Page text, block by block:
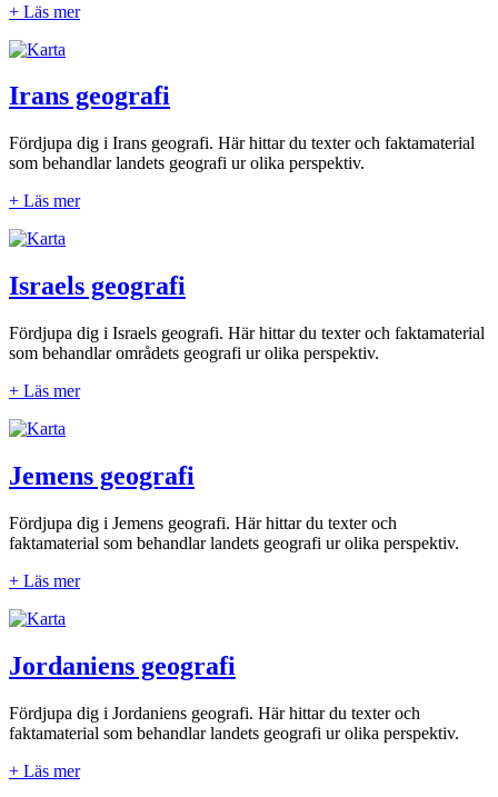
+ Läs mer
Irans geografi
Fördjupa dig i Irans geografi. Här hittar du texter och faktamaterial
som behandlar landets geografi ur olika perspektiv.
+ Läs mer
Israels geografi
Fördjupa dig i Israels geografi. Här hittar du texter och faktamaterial
som behandlar områdets geografi ur olika perspektiv.
+ Läs mer
Jemens geografi
Fördjupa dig i Jemens geografi. Här hittar du texter och
faktamaterial som behandlar landets geografi ur olika perspektiv.
+ Läs mer
Jordaniens geografi
Fördjupa dig i Jordaniens geografi. Här hittar du texter och
faktamaterial som behandlar landets geografi ur olika perspektiv.
+ Läs mer